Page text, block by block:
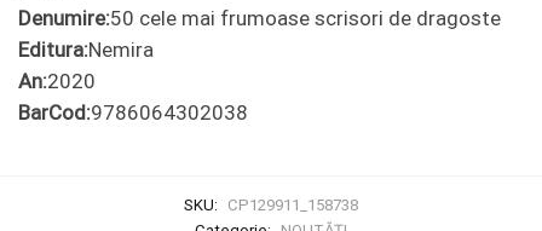
Denumire:50 cele mai frumoase scrisori de dragoste
Editura:Nemira
An:2020
BarCod:9786064302038
SKU:
CP129911_158738